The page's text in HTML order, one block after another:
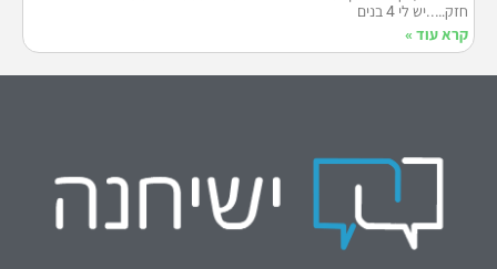
חזק…..יש לי 4 בנים
קרא עוד »